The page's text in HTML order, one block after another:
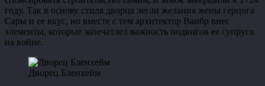
году. Так в основу стиля дворца легли желания жены герцога
Сары и ее вкус, но вместе с тем архитектор Ванбр внес
элементы, которые запечатлел важность подвигов ее супруга
на войне.
Дворец Бленхейм